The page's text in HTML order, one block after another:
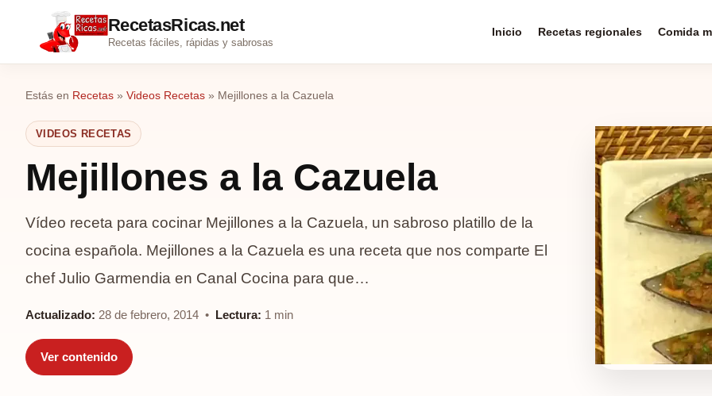
RecetasRicas.net
Recetas fáciles, rápidas y sabrosas
Inicio Recetas regionales Comida
Estás en Recetas » Videos Recetas » Mejillones a la Cazuela
VIDEOS RECETAS
Mejillones a la Cazuela
Vídeo receta para cocinar Mejillones a la Cazuela, un sabroso platillo de la
cocina española. Mejillones a la Cazuela es una receta que nos comparte El
chef Julio Garmendia en Canal Cocina para que…
Actualizado: 28 de febrero, 2014 • Lectura: 1 min
Ver contenido